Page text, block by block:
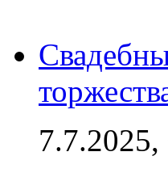
7.7.2025,